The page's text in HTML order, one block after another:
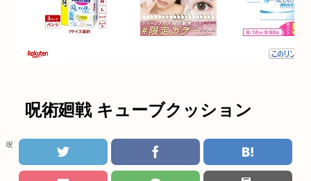
呪術廻戦 キューブクッション
呪術廻戦